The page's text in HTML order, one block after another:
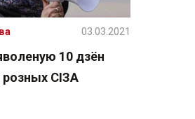
10 дзён
розных СІЗА
03.03.2021